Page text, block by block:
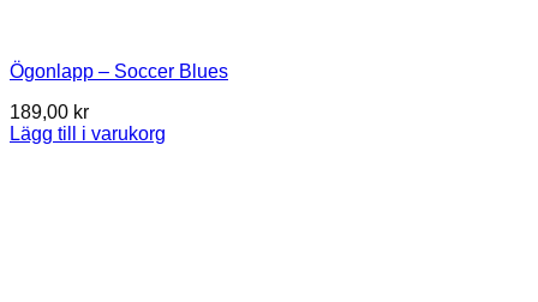
Ögonlapp – Soccer Blues
189,00 kr
Lägg till i varukorg